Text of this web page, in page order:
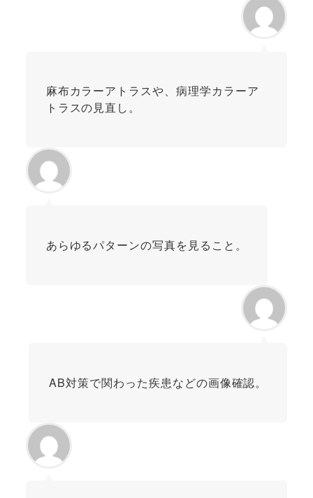
麻布カラーアトラスや、病理学カラーア
トラスの見直し。
あらゆるパターンの写真を見ること。
AB対策で関わった疾患などの画像確認。